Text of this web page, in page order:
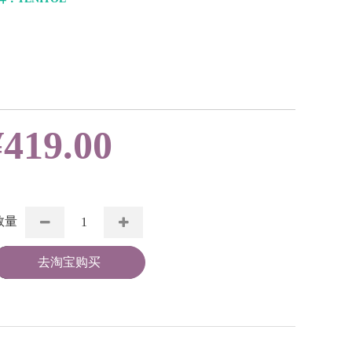
419.00
量
去淘宝购买